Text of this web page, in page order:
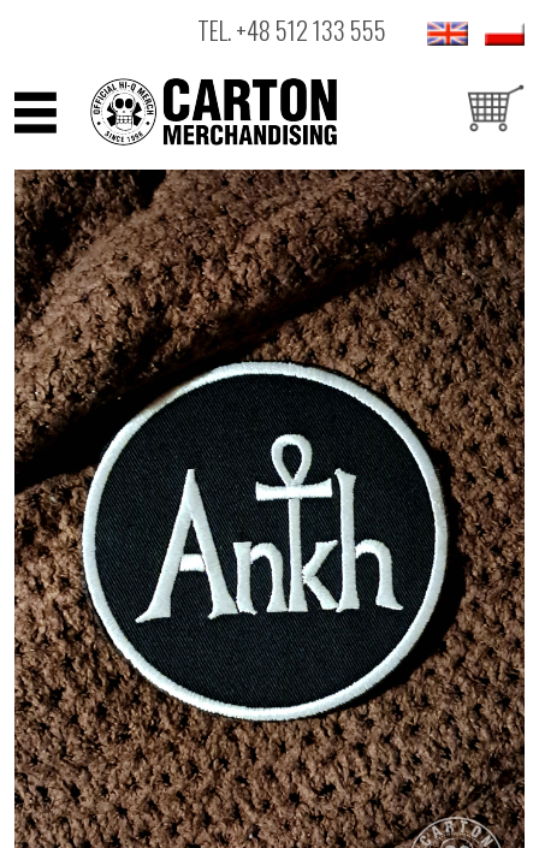
TEL.+48 512 133 555
ARTYŚCI
PRODUKTY
OUTLET